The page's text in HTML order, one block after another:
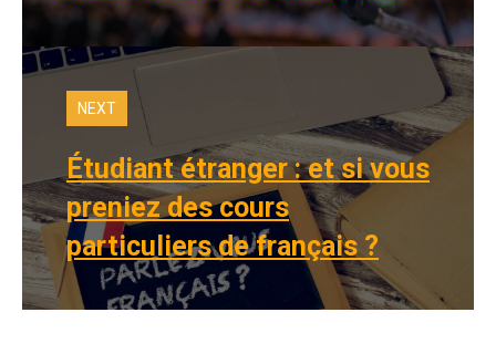
NEXT
Étudiant étranger : et si vous
preniez des cours
particuliers de français ?